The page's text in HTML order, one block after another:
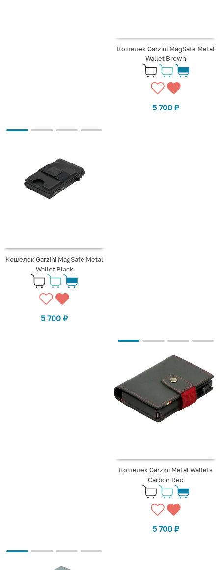
Кошелек Garzini MagSafe Metal
Wallet Brown
5 700 ₽
Кошелек Garzini MagSafe Metal
Wallet Black
5 700 ₽
Кошелек Garzini Metal Wallets
Carbon Red
5 700 ₽